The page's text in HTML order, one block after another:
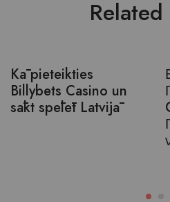
Related
Kā pieteikties
Billybets Casino un
sākt spēlēt Latvijā